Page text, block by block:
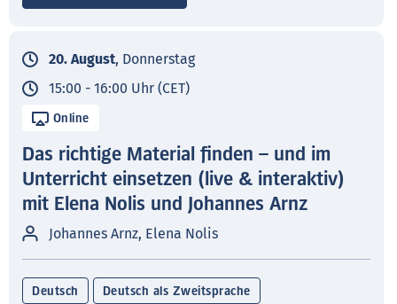
20. August, Donnerstag
15:00 - 16:00 Uhr (CET)
Online
Das richtige Material finden – und im
Unterricht einsetzen (live & interaktiv)
mit Elena Nolis und Johannes Arnz
Johannes Arnz, Elena Nolis
Deutsch Deutsch als Zweitsprache